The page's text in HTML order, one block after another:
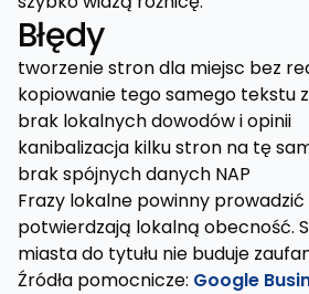
Błędy
tworzenie stron dla miejsc bez
kopiowanie tego samego tekstu
brak lokalnych dowodów i opinii
kanibalizacja kilku stron na tę
brak spójnych danych NAP
Frazy lokalne powinny
potwierdzają lokalną obecność.
miasta do tytułu nie buduje
Źródła pomocnicze: Google